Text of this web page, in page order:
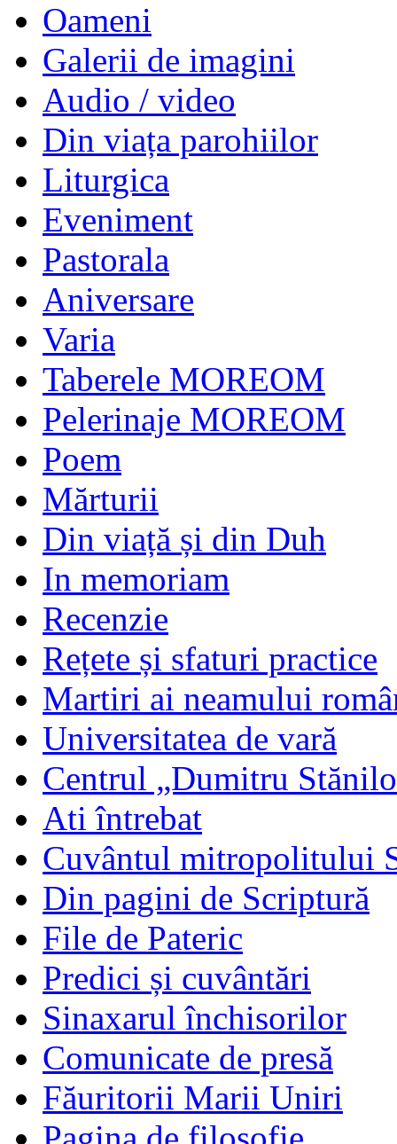
Oameni
Galerii de imagini
Audio / video
Din viața parohiilor
Liturgica
Eveniment
Pastorala
Aniversare
Varia
Taberele MOREOM
Pelerinaje MOREOM
Poem
Mărturii
Din viață și din Duh
In memoriam
Recenzie
Rețete și sfaturi practice
Martiri ai neamului
Universitatea de vară
Centrul „Dumitru
Ati întrebat
Cuvântul mitropolitului
Din pagini de Scriptură
File de Pateric
Predici și cuvântări
Sinaxarul închisorilor
Comunicate de presă
Făuritorii Marii Uniri